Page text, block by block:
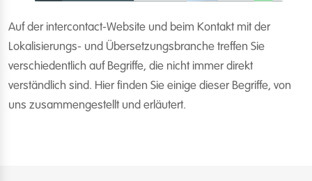
Auf der intercontact-Website und beim Kontakt mit der
Lokalisierungs- und Übersetzungsbranche treffen Sie
verschiedentlich auf Begriffe, die nicht immer direkt
verständlich sind. Hier finden Sie einige dieser Begriffe, von
uns zusammengestellt und erläutert.